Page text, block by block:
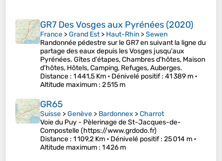
GR7 Des Vosges aux Pyrénées (2020)
France >Grand Est> Haut-Rhin >Sewen
Randonnée pédestre sur le GR7 en suivant la ligne du
partage des eaux depuis les Vosges jusqu'aux
Pyrénées. Gîtes d'étapes, Chambres d'hôtes, Maison
d'hôtes, Hôtels, Camping, Refuges, Auberges.
Distance : 1 441,5 Km • Dénivelé positif: 41 389 m •
Altitude maximum : 2 515 m
GR65
Suisse >Genève > Bardonnex >Charrot
Voie du Puy - Pèlerinage de St-Jacques-de-
Compostelle (https://www.grdodo.fr)
Distance : 1 109,2 Km • Dénivelé positif: 25 014 m •
Altitude maximum : 1 426 m